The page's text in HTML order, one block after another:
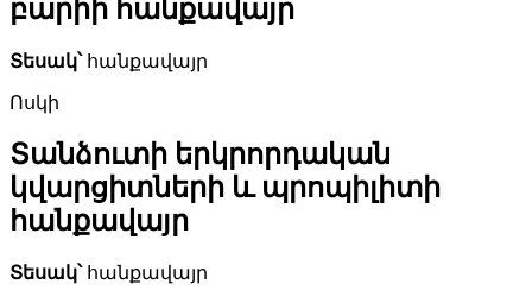
բարիի հանքավայր
Տեսակ՝հանքավայր
Ոսկի
Տանձուտի երկրորդական
կվարցիտների և պրոպիլիտի
հանքավայր
Տեսակ՝հանքավայր